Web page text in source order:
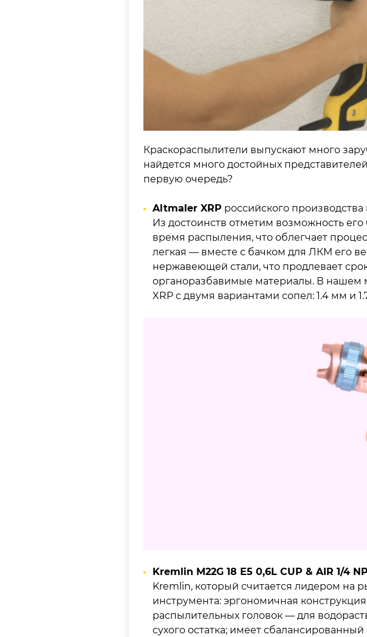
Краскораспылители выпускают много
найдется много достойных
первую очередь?
Altmaler XRP российского
Из достоинств отметим возможность
время распыления, что облегчает
легкая — вместе с бачком для ЛКМ его
нержавеющей стали, что продлевает
органоразбавимые материалы. В нашем
XRP с двумя вариантами сопел: 1.4 мм и
Kremlin M22G 18 Е5 0,6L CUP & AIR 1/4
Kremlin, который считается лидером на
инструмента: эргономичная
распылительных головок — для
сухого остатка; имеет